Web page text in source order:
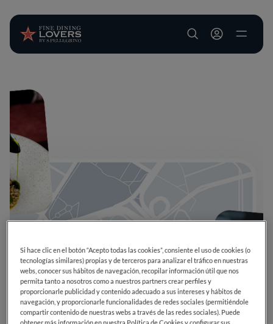
User account
Si hace clic en el botón “Acepto todas las cookies”, consiente el uso de cookies (o
tecnologías similares) propias y de terceros para analizar el tráfico en nuestras
webs, conocer sus hábitos de navegación, recopilar información útil que nos
permita tanto a nosotros como a nuestros partners crear perfiles y
proporcionarle publicidad y contenido adecuado a sus intereses y hábitos de
navegación, y proporcionarle funcionalidades de redes sociales (permitiéndole
compartir contenido de nuestras webs a través de las redes sociales). Puede
obtener más información en nuestra Política de Cookies y configurar sus